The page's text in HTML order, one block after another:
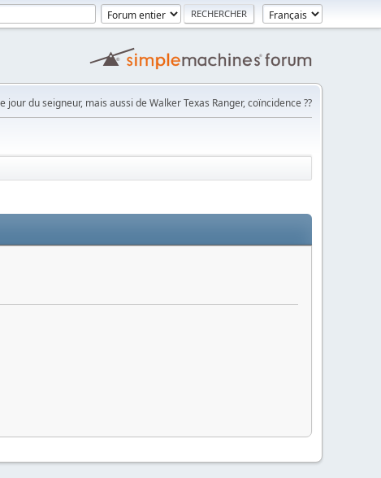
jour du seigneur, mais aussi de Walker Texas Ranger, coïncidence ??